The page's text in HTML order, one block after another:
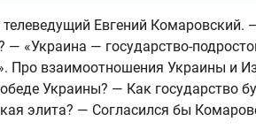
Евгений Комаровский.
«Украина — государство-
Про взаимоотношения Украины и
Украины? — Как государство
элита? — Согласился бы